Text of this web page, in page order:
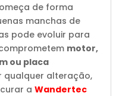
de forma
manchas de
pode evoluir para
motor,
ou placa
qualquer alteração,
a Wandertec